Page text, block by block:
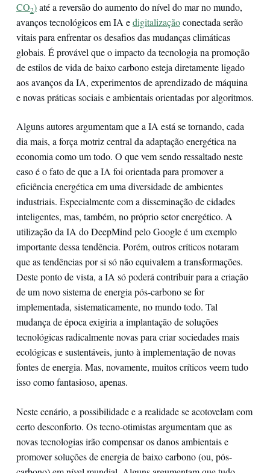
CO2)até a reversão do aumento do nível do mar no mundo,
avanços tecnológicos em IA edigitalizaçãoconectada serão
vitais para enfrentar os desafios das mudanças climáticas
globais. É provável que o impacto da tecnologia na promoção
de estilos de vida de baixo carbono esteja diretamente ligado
aos avanços da IA, experimentos de aprendizado de máquina
e novas práticas sociais e ambientais orientadas por algoritmos.
Alguns autores argumentam que a IA está se tornando, cada
dia mais, a força motriz central da adaptação energética na
economia como um todo. O que vem sendo ressaltado neste
caso é o fato de que a IA foi orientada para promover a
eficiência energética em uma diversidade de ambientes
industriais. Especialmente com a disseminação de cidades
inteligentes, mas, também, no próprio setor energético. A
utilização da IA do DeepMind pelo Google é um exemplo
importante dessa tendência. Porém, outros críticos notaram
que as tendências por si só não equivalem a transformações.
Deste ponto de vista, a IA só poderá contribuir para a criação
de um novo sistema de energia pós-carbono se for
implementada, sistematicamente, no mundo todo. Tal
mudança de época exigiria a implantação de soluções
tecnológicas radicalmente novas para criar sociedades mais
ecológicas e sustentáveis, junto à implementação de novas
fontes de energia. Mas, novamente, muitos críticos veem tudo
isso como fantasioso, apenas.
Neste cenário, a possibilidade e a realidade se acotovelam com
certo desconforto. Os tecno-otimistas argumentam que as
novas tecnologias irão compensar os danos ambientais e
promover soluções de energia de baixo carbono (ou, pós-